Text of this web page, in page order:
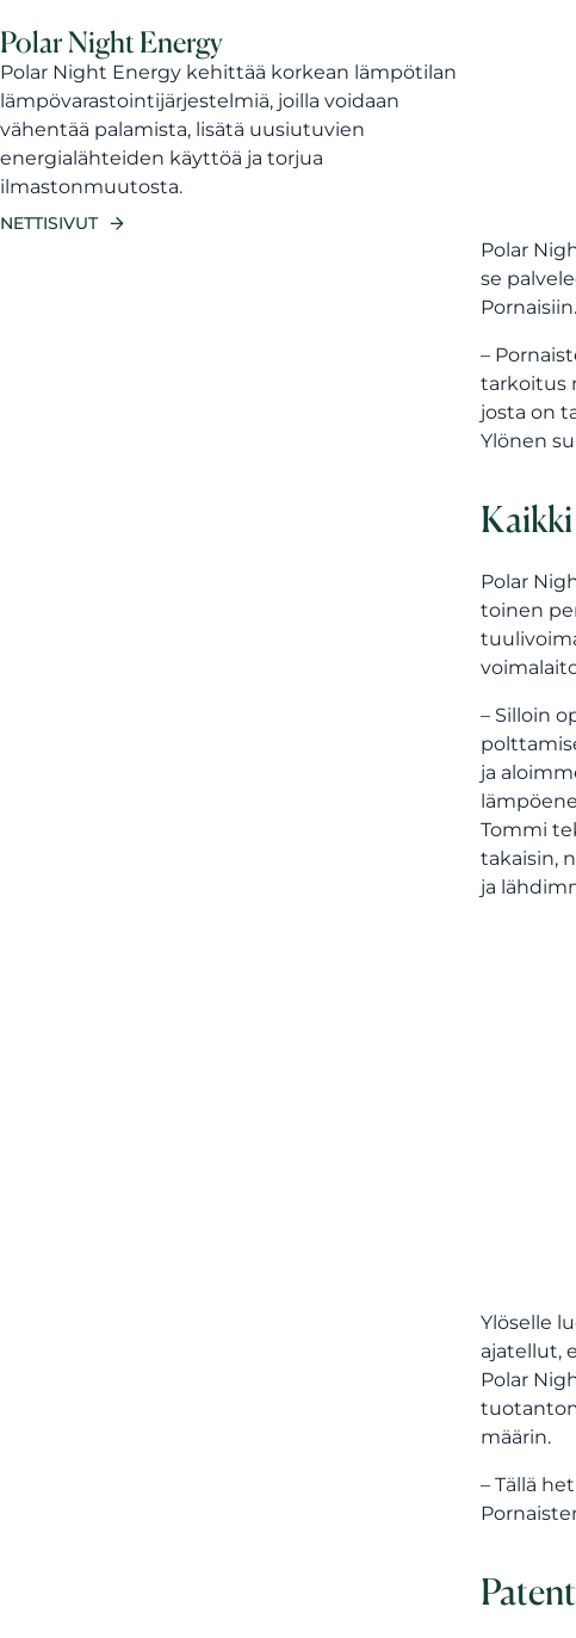
Polar Night Energy
Polar Night Energy kehittää korkean lämpötilan
lämpövarastointijärjestelmiä, joilla voidaan
vähentää palamista, lisätä uusiutuvien
energialähteiden käyttöä ja torjua
ilmastonmuutosta.
NETTISIVUT
Polar
se
–
tarkoitus
josta on
Ylönen
Polar
toinen
– Silloin
ja
Tommi
takaisin,
ja
Ylöselle
ajatellut,
Polar
määrin.
– Tällä